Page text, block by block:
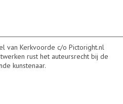
van Kerkvoorde c/o Pictoright.nl
rust het auteursrecht bij de
kunstenaar.